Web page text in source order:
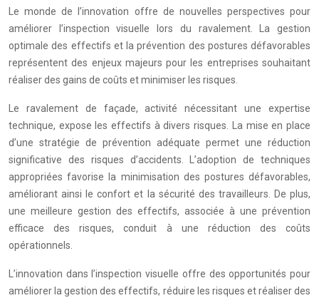
Le monde de l’innovation offre de nouvelles perspectives pour
améliorer l’inspection visuelle lors du ravalement. La gestion
optimale des effectifs et la prévention des postures défavorables
représentent des enjeux majeurs pour les entreprises souhaitant
réaliser des gains de coûts et minimiser les risques.
Le ravalement de façade, activité nécessitant une expertise
technique, expose les effectifs à divers risques. La mise en place
d’une stratégie de prévention adéquate permet une réduction
significative des risques d’accidents. L’adoption de techniques
appropriées favorise la minimisation des postures défavorables,
améliorant ainsi le confort et la sécurité des travailleurs. De plus,
une meilleure gestion des effectifs, associée à une prévention
efficace des risques, conduit à une réduction des coûts
opérationnels.
L’innovation dans l’inspection visuelle offre des opportunités pour
améliorer la gestion des effectifs, réduire les risques et réaliser des